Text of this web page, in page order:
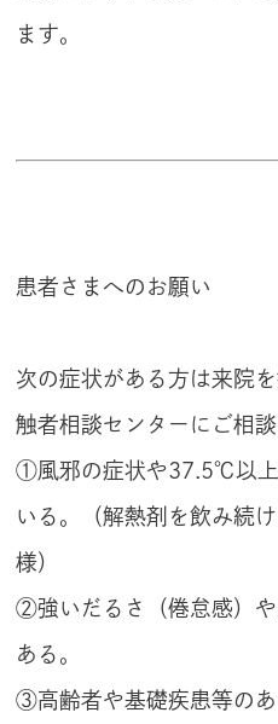
ます。
患者さまへのお願い
次の症状がある方は来院
触者相談センターにご相談
①風邪の症状や37.5℃以上
いる。（解熱剤を飲み続
様）
②強いだるさ（倦怠感）
ある。
③高齢者や基礎疾患等の